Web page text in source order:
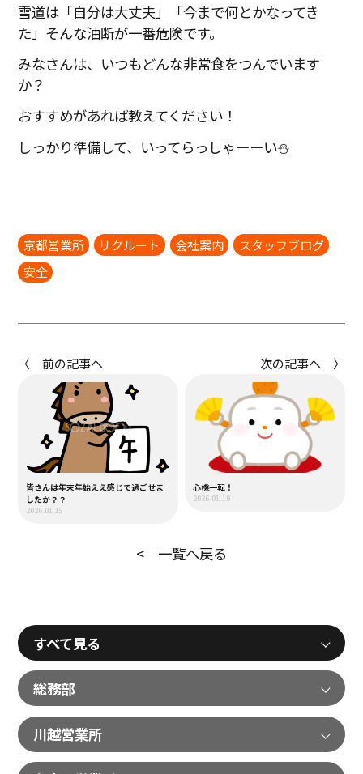
雪道は「自分は大丈夫」「今まで何とかなってき
た」そんな油断が一番危険です。
みなさんは、いつもどんな非常食をつんでいます
か？
おすすめがあれば教えてください！
しっかり準備して、いってらっしゃーーい⛄
京都営業所 リクルート 会社案内
スタッフブログ
安全
〈 前の記事へ
皆さんは年末年始ええ感じで過ごせま
したか？？
2026.01.15
次の記事へ 〉
心機一転！
2026.01.19
< 一覧へ戻る
すべて見る
総務部
川越営業所